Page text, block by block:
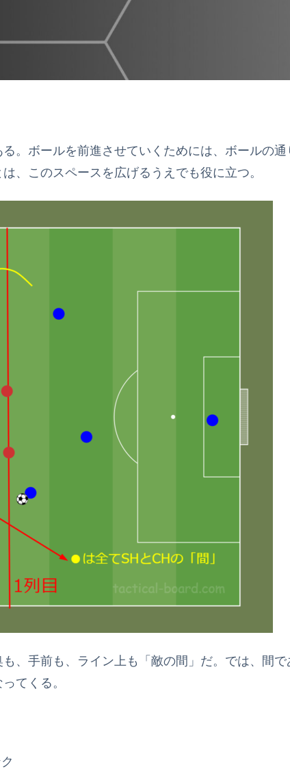
。ボールを前進させていくためには、ボールの
、このスペースを広げるうえでも役に立つ。
、手前も、ライン上も「敵の間」だ。では、間で
てくる。